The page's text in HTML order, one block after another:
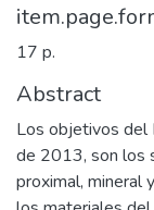
17 p.
Abstract
Los objetivos del
de 2013, son los
proximal, mineral